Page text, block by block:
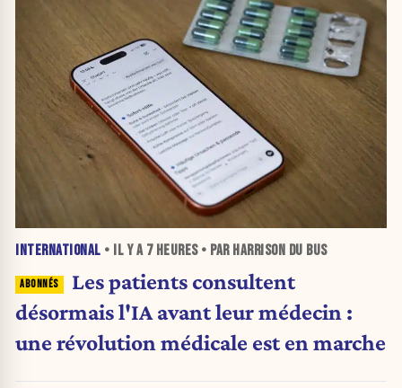
INTERNATIONAL • IL Y A 7 HEURES• PAR HARRISON DU BUS
Les patients consultent
désormais l'IA avant leur médecin :
une révolution médicale est en marche